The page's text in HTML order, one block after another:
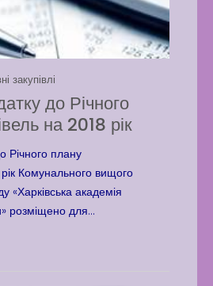
закупівлі
до Річного
на 2018 рік
Річного плану
Комунального вищого
«Харківська академія
розміщено для...